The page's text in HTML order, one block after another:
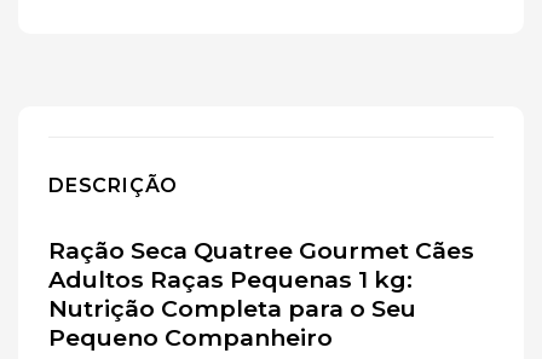
DESCRIÇÃO
Ração Seca Quatree Gourmet Cães
Adultos Raças Pequenas 1 kg:
Nutrição Completa para o Seu
Pequeno Companheiro